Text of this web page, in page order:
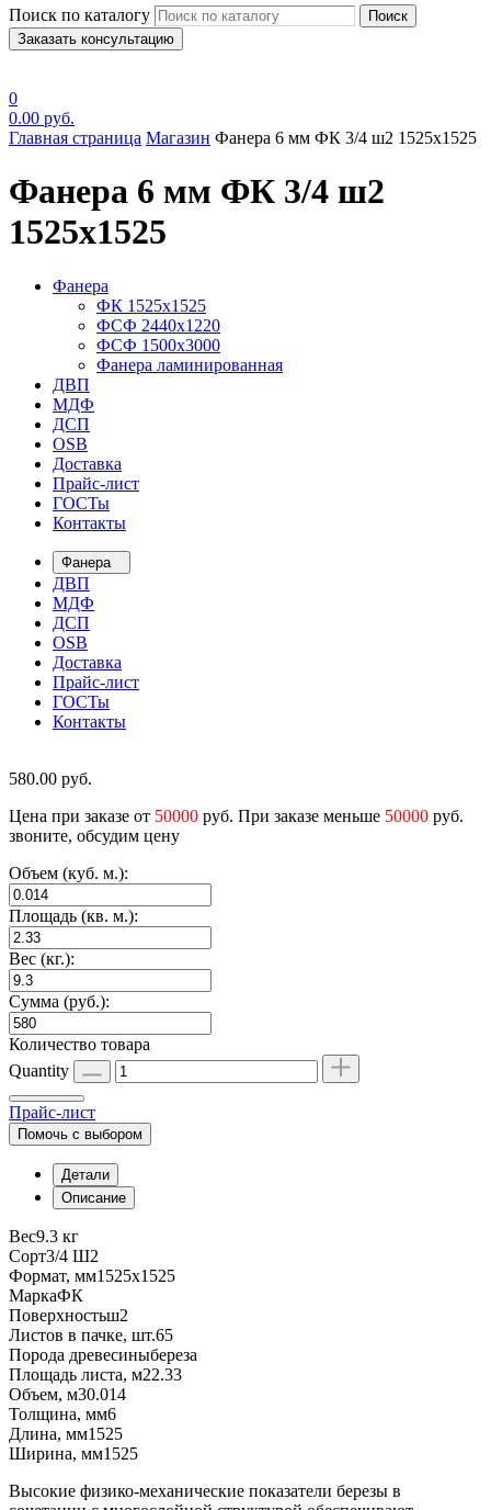
Поиск по каталогу
Поиск
Заказать консультацию
0
0.00 руб.
Главная страница Магазин Фанера 6 мм ФК 3/4 ш2 1525х1525
Фанера 6 мм ФК 3/4 ш2
1525х1525
Фанера
ФК 1525х1525
ФСФ 2440х1220
ФСФ 1500х3000
Фанера ламинированная
ДВП
МДФ
ДСП
OSB
Доставка
Прайс-лист
ГОСТы
Контакты
Фанера
ДВП
МДФ
ДСП
OSB
Доставка
Прайс-лист
ГОСТы
Контакты
580.00 руб.
Цена при заказе от 50000 руб. При заказе меньше 50000 руб.
звоните, обсудим цену
Объем (куб. м.):
Площадь (кв. м.):
Вес (кг.):
Сумма (руб.):
Количество товара
Quantity
Прайс-лист
Помочь с выбором
Детали
Описание
Вес9.3 кг
Сорт3/4 Ш2
Формат, мм1525х1525
МаркаФК
Поверхностьш2
Листов в пачке, шт.65
Порода древесиныбереза
Площадь листа, м22.33
Объем, м30.014
Толщина, мм6
Длина, мм1525
Ширина, мм1525
Высокие физико-механические показатели березы в